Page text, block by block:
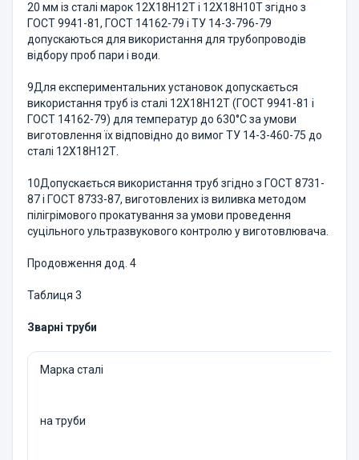
20 мм із сталі марок 12Х18Н12Т і 12Х18Н10Т згідно з
ГОСТ 9941-81, ГОСТ 14162-79 і ТУ 14-3-796-79
допускаються для використання для трубопроводів
відбору проб пари і води.
9Для експериментальних установок допускається
використання труб із сталі 12Х18Н12Т (ГОСТ 9941-81 і
ГОСТ 14162-79) для температур до 630°С за умови
виготовлення їх відповідно до вимог ТУ 14-3-460-75 до
сталі 12Х18Н12Т.
10Допускається використання труб згідно з ГОСТ 8731-
87 і ГОСТ 8733-87, виготовлених із виливка методом
пілігрімового прокатування за умови проведення
суцільного ультразвукового контролю у виготовлювача.
Продовження дод. 4
Таблиця 3
Зварні труби
Марка сталі
на труби